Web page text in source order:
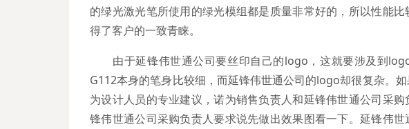
的绿光激光笔所使用的绿光模组都是质量非常好的，所以性能
得了客户的一致青睐。
由于延锋伟世通公司要丝印自己的logo，这就要涉及到
G112本身的笔身比较细，而延锋伟世通公司的logo却很复杂。
为设计人员的专业建议，诺为销售负责人和延锋伟世通公司采
锋伟世通公司采购负责人要求说先做出效果图看一下。延锋伟